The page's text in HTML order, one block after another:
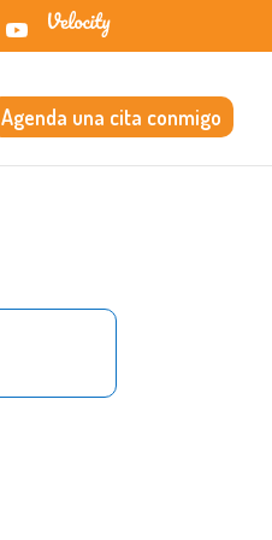
Agenda una cita conmigo